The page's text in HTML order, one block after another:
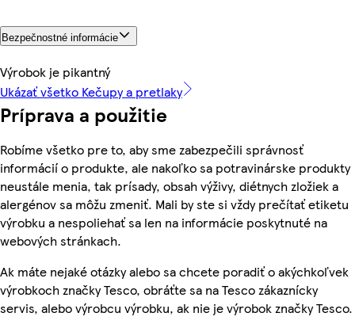
Bezpečnostné informácie
Výrobok je pikantný
Ukázať všetko Kečupy a pretlaky
Príprava a použitie
Robíme všetko pre to, aby sme zabezpečili správnosť
informácií o produkte, ale nakoľko sa potravinárske produkty
neustále menia, tak prísady, obsah výživy, diétnych zložiek a
alergénov sa môžu zmeniť. Mali by ste si vždy prečítať etiketu
výrobku a nespoliehať sa len na informácie poskytnuté na
webových stránkach.
Ak máte nejaké otázky alebo sa chcete poradiť o akýchkoľvek
výrobkoch značky Tesco, obráťte sa na Tesco zákaznícky
servis, alebo výrobcu výrobku, ak nie je výrobok značky Tesco.